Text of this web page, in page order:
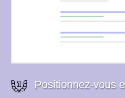
Positionnez-vous